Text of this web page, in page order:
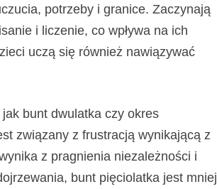
potrzeby i granice. Zaczynają
i liczenie, co wpływa na ich
uczą się również nawiązywać
bunt dwulatka czy okres
związany z frustracją wynikającą z
z pragnienia niezależności i
bunt pięciolatka jest mniej